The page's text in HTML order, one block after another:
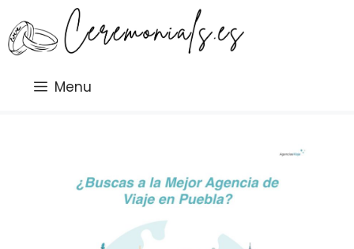
al
contenido
Menu